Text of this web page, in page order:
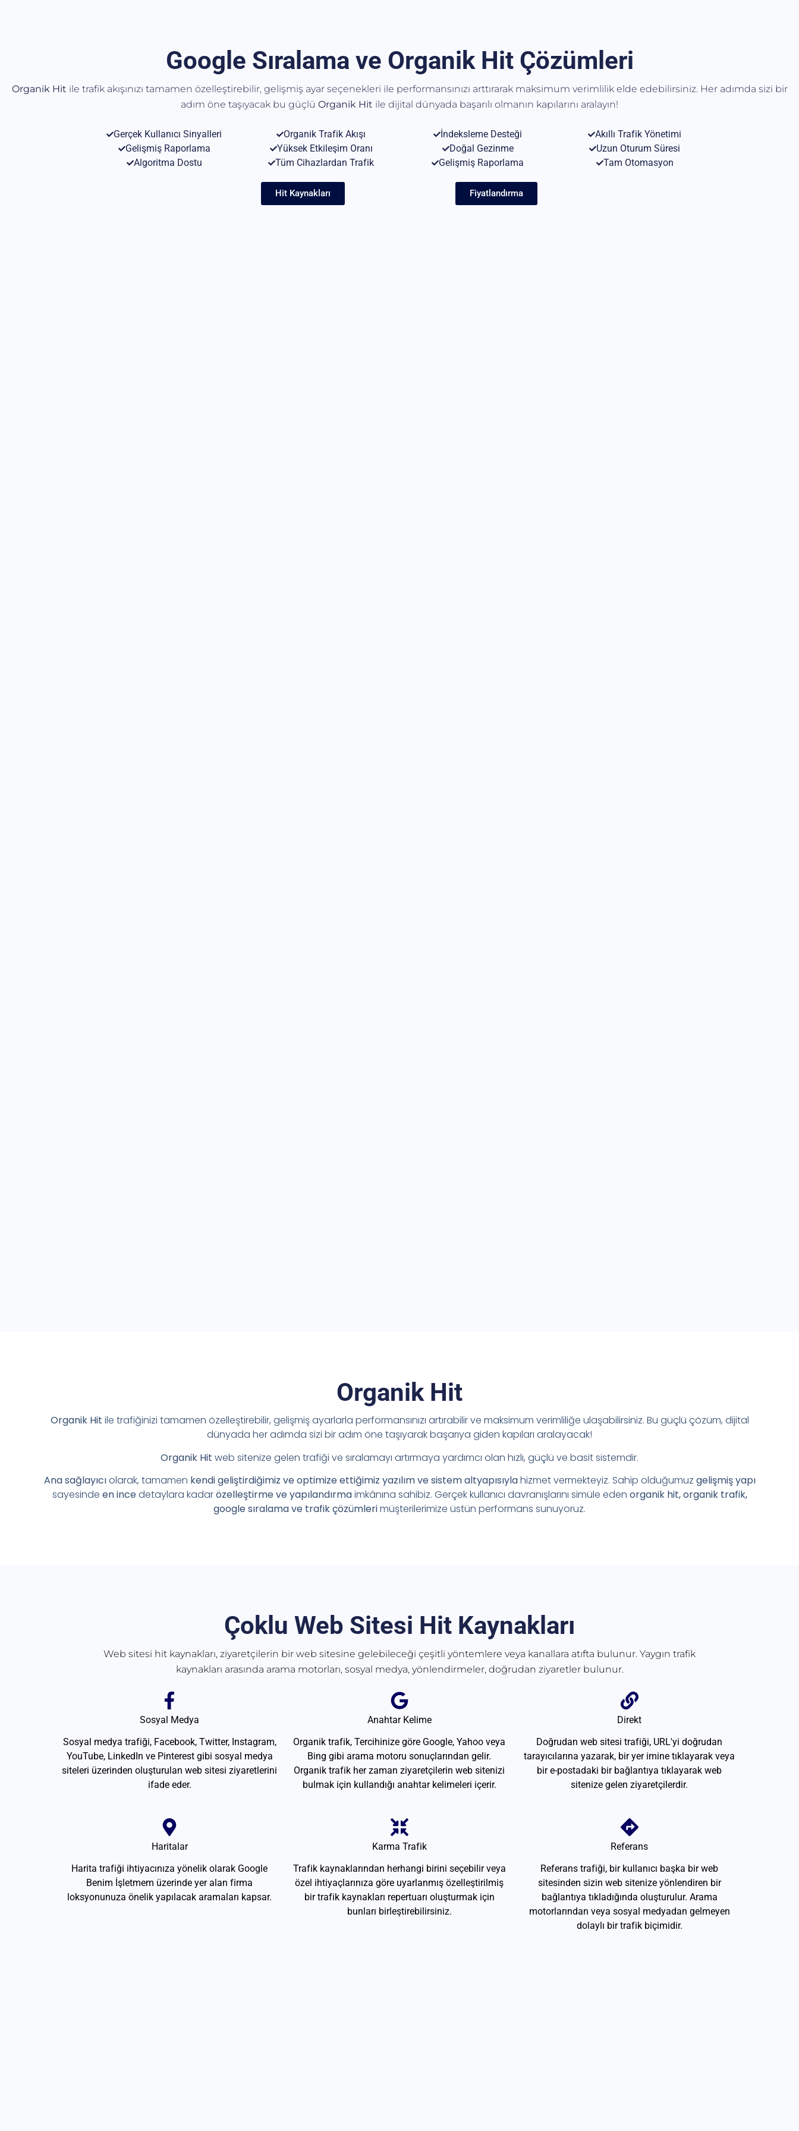
Google Sıralama ve Organik Hit Çözümleri
Organik Hit ile trafik akışınızı tamamen özelleştirebilir, gelişmiş ayar seçenekleri ile performansınızı arttırarak maksimum verimlilik elde edebilirsiniz. Her adımda sizi bir
adım öne taşıyacak bu güçlü Organik Hit ile dijital dünyada başarılı olmanın kapılarını aralayın!
Gerçek Kullanıcı Sinyalleri Organik Trafik Akışı İndeksleme Desteği
Akıllı Trafik Yönetimi
Gelişmiş Raporlama
Yüksek Etkileşim Oranı Doğal Gezinme
Uzun Oturum Süresi
Algoritma Dostu
Tüm Cihazlardan Trafik Gelişmiş Raporlama Tam Otomasyon
Hit Kaynakları Fiyatlandırma
Organik Hit
Organik Hit ile trafiğinizi tamamen özelleştirebilir, gelişmiş ayarlarla performansınızı artırabilir ve maksimum verimliliğe ulaşabilirsiniz. Bu güçlü çözüm, dijital
dünyada her adımda sizi bir adım öne taşıyarak başarıya giden kapıları aralayacak!
Organik Hit web sitenize gelen trafiği ve sıralamayı artırmaya yardımcı olan hızlı, güçlü ve basit sistemdir.
Ana sağlayıcıolarak, tamamen kendi geliştirdiğimiz ve optimize ettiğimiz yazılım ve sistem altyapısıylahizmet vermekteyiz. Sahip olduğumuz gelişmiş yapı
sayesinde en incedetaylara kadarözelleştirme ve yapılandırmaimkânına sahibiz. Gerçek kullanıcı davranışlarını simüle eden organik hit, organik trafik,
google sıralama ve trafik çözümlerimüşterilerimize üstün performans sunuyoruz.
Çoklu Web Sitesi Hit Kaynakları
Web sitesi hit kaynakları, ziyaretçilerin bir web sitesine gelebileceği çeşitli yöntemlere veya kanallara atıfta bulunur. Yaygın trafik
kaynakları arasında arama motorları, sosyal medya, yönlendirmeler, doğrudan ziyaretler bulunur.
Sosyal Medya
Sosyal medya trafiği, Facebook, Twitter, Instagram,
YouTube, LinkedIn ve Pinterest gibi sosyal medya
siteleri üzerinden oluşturulan web sitesi ziyaretlerini
ifade eder.
Anahtar Kelime
Organik trafik, Tercihinize göre Google, Yahoo veya
Bing gibi arama motoru sonuçlarından gelir.
Organik trafik her zaman ziyaretçilerin web sitenizi
bulmak için kullandığı anahtar kelimeleri içerir.
Direkt
Doğrudan web sitesi trafiği, URL'yi doğrudan
tarayıcılarına yazarak, bir yer imine tıklayarak veya
bir e-postadaki bir bağlantıya tıklayarak web
sitenize gelen ziyaretçilerdir.
Haritalar
Harita trafiği ihtiyacınıza yönelik olarak Google
Benim İşletmem üzerinde yer alan firma
loksyonunuza önelik yapılacak aramaları kapsar.
Karma Trafik
Trafik kaynaklarından herhangi birini seçebilir veya
özel ihtiyaçlarınıza göre uyarlanmış özelleştirilmiş
bir trafik kaynakları repertuarı oluşturmak için
bunları birleştirebilirsiniz.
Referans
Referans trafiği, bir kullanıcı başka bir web
sitesinden sizin web sitenize yönlendiren bir
bağlantıya tıkladığında oluşturulur. Arama
motorlarından veya sosyal medyadan gelmeyen
dolaylı bir trafik biçimidir.